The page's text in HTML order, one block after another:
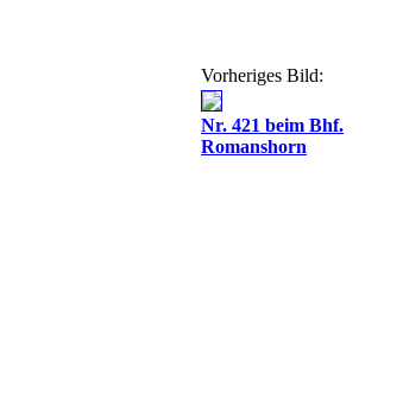
Vorheriges Bild:
Nr. 421 beim Bhf.
Romanshorn